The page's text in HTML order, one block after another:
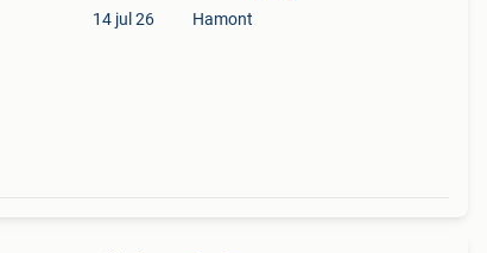
14 jul 26 Hamont